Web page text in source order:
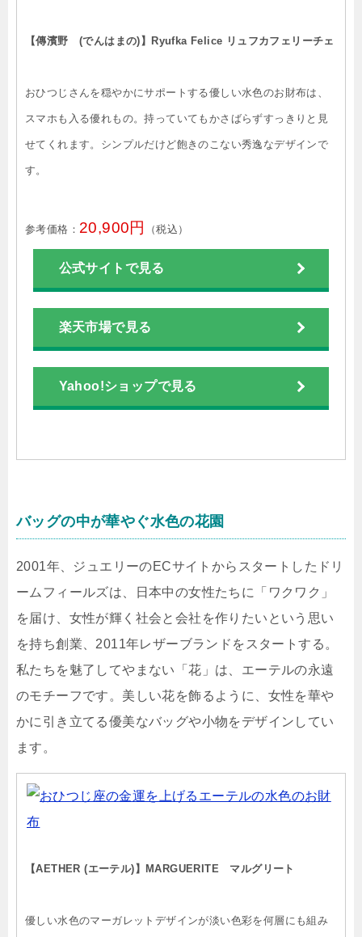
【傳濱野 (でんはまの)】Ryufka Felice リュフカフェリーチェ
おひつじさんを穏やかにサポートする優しい水色のお財布は、
スマホも入る優れもの。持っていてもかさばらずすっきりと見
せてくれます。シンプルだけど飽きのこない秀逸なデザインで
す。
参考価格： 20,900円 （税込）
公式サイトで見る
楽天市場で見る
Yahoo!ショップで見る
バッグの中が華やぐ水色の花園
2001年、ジュエリーのECサイトからスタートしたドリ
ームフィールズは、日本中の女性たちに「ワクワク」
を届け、女性が輝く社会と会社を作りたいという思い
を持ち創業、2011年レザーブランドをスタートする。
私たちを魅了してやまない「花」は、エーテルの永遠
のモチーフです。美しい花を飾るように、女性を華や
かに引き立てる優美なバッグや小物をデザインしてい
ます。
【AETHER (エーテル)】MARGUERITE マルグリート
優しい水色のマーガレットデザインが淡い色彩を何層にも組み